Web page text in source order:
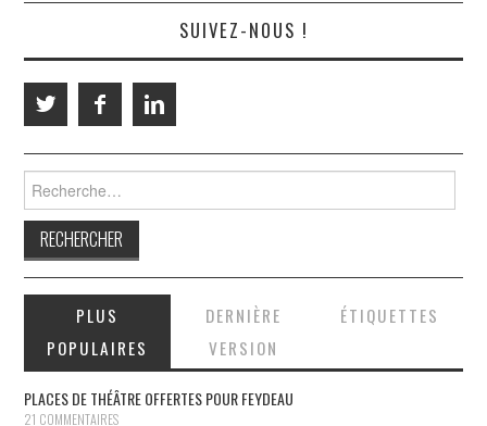
SUIVEZ-NOUS !
PLUS
POPULAIRES
DERNIÈRE
VERSION
ÉTIQUETTES
PLACES DE THÉÂTRE OFFERTES POUR FEYDEAU
21 COMMENTAIRES